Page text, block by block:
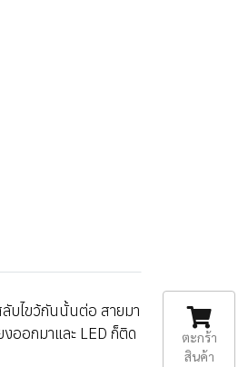
ลับไขว้กันนั้นต่อ สายมา
ออกมาและ LED ก็ติด
ตะกร้า
สินค้า